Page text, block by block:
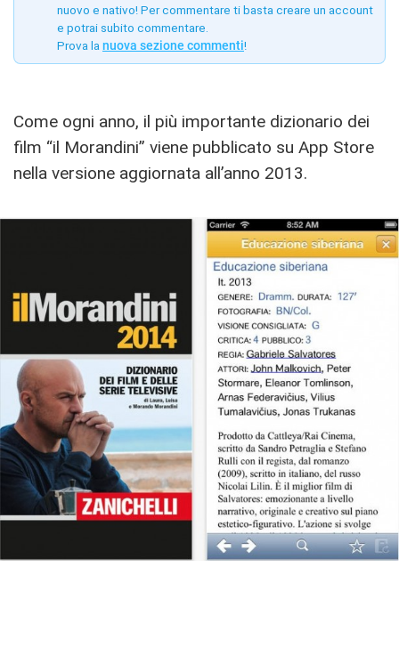
nuovo e nativo! Per commentare ti basta creare un account
e potrai subito commentare.
Prova la nuova sezione commenti!
Come ogni anno, il più importante dizionario dei
film “il Morandini” viene pubblicato su App Store
nella versione aggiornata all’anno 2013.